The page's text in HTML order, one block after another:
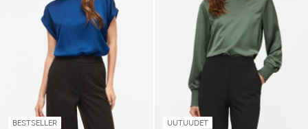
BESTSELLER UUTUUDET